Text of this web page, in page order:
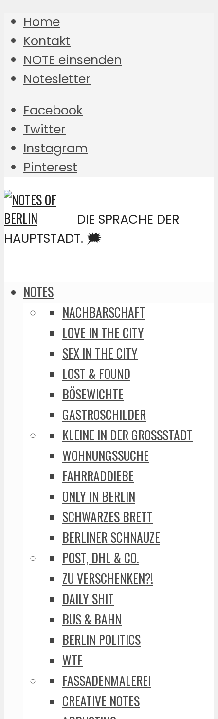
Home
Kontakt
NOTE einsenden
Notesletter
Facebook
Twitter
Instagram
Pinterest
DIE SPRACHE DER
HAUPTSTADT. 🗯️
NOTES
NACHBARSCHAFT
LOVE IN THE CITY
SEX IN THE CITY
LOST & FOUND
BÖSEWICHTE
GASTROSCHILDER
KLEINE IN DER GROSSSTADT
WOHNUNGSSUCHE
FAHRRADDIEBE
ONLY IN BERLIN
SCHWARZES BRETT
BERLINER SCHNAUZE
POST, DHL & CO.
ZU VERSCHENKEN?!
DAILY SHIT
BUS & BAHN
BERLIN POLITICS
WTF
FASSADENMALEREI
CREATIVE NOTES